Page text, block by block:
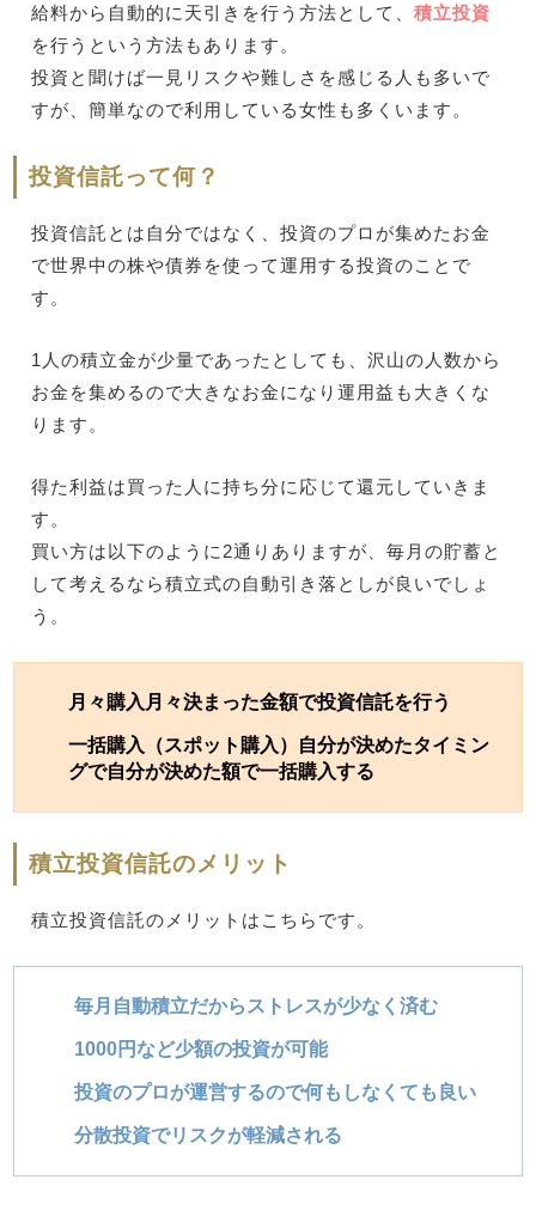
給料から自動的に天引きを行う方法として、積立投資
を行うという方法もあります。
投資と聞けば一見リスクや難しさを感じる人も多いで
すが、簡単なので利用している女性も多くいます。
投資信託って何？
投資信託とは自分ではなく、投資のプロが集めたお金
で世界中の株や債券を使って運用する投資のことで
す。
1人の積立金が少量であったとしても、沢山の人数から
お金を集めるので大きなお金になり運用益も大きくな
ります。
得た利益は買った人に持ち分に応じて還元していきま
す。
買い方は以下のように2通りありますが、毎月の貯蓄と
して考えるなら積立式の自動引き落としが良いでしょ
う。
月々購入月々決まった金額で投資信託を行う
一括購入（スポット購入）自分が決めたタイミン
グで自分が決めた額で一括購入する
積立投資信託のメリット
積立投資信託のメリットはこちらです。
毎月自動積立だからストレスが少なく済む
1000円など少額の投資が可能
投資のプロが運営するので何もしなくても良い
分散投資でリスクが軽減される